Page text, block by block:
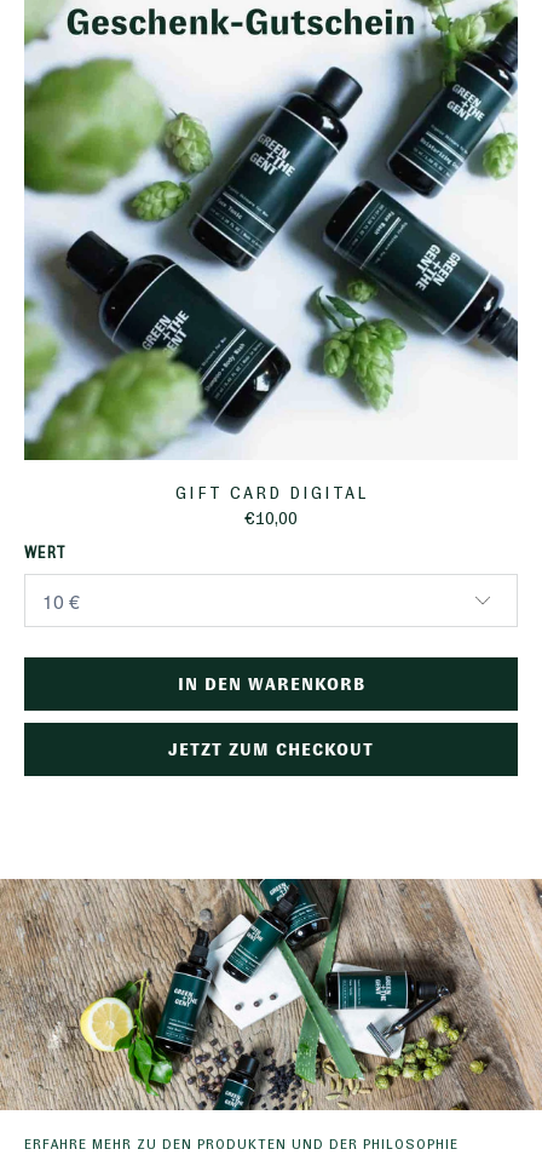
GIFT CARD DIGITAL
€10,00
WERT
IN DEN WARENKORB
JETZT ZUM CHECKOUT
ERFAHRE MEHR ZU DEN PRODUKTEN UND DER PHILOSOPHIE